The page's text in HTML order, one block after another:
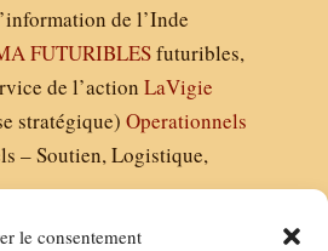
le consentement
de l’Inde
FUTURIBLESfuturibles,
de l’action LaVigie
stratégique) Operationnels
– Soutien, Logistique,